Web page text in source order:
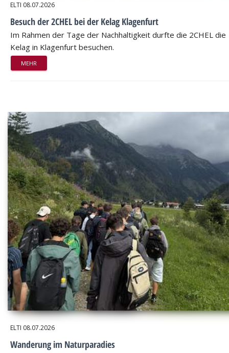
ELTI 08.07.2026
Besuch der 2CHEL bei der Kelag Klagenfurt
Im Rahmen der Tage der Nachhaltigkeit durfte die 2CHEL die
Kelag in Klagenfurt besuchen.
MEHR
ELTI 08.07.2026
Wanderung im Naturparadies